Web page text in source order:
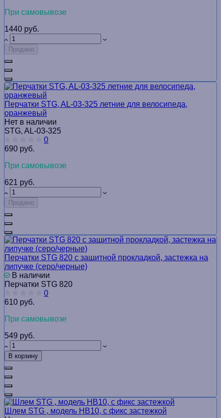
При самовывозе
1440 руб.
Продано
Перчатки STG, AL-03-325 летние для велосипедa,
оранжевый
Нет в наличии
STG, AL-03-325
0
690 руб.
При самовывозе
621 руб.
Продано
Перчатки STG 820 с защитной прокладкой, застежка на
липучке (серо/черные)
В наличии
Перчатки STG 820
0
610 руб.
При самовывозе
549 руб.
В корзину
Шлем STG , модель HB10, с фикс застежкой